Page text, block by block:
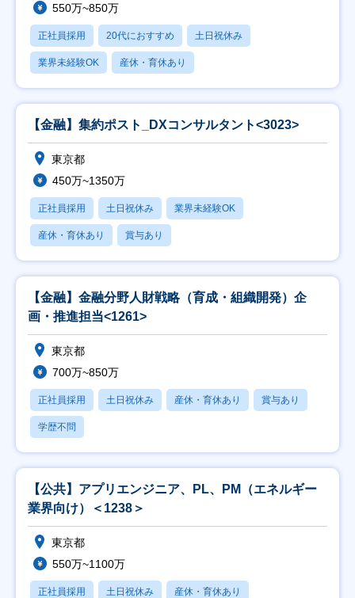
550万~850万
正社員採用 20代におすすめ 土日祝休み
業界未経験OK 産休・育休あり
【金融】集約ポスト_DXコンサルタント<3023>
東京都
450万~1350万
正社員採用 土日祝休み 業界未経験OK
産休・育休あり 賞与あり
【金融】金融分野人財戦略（育成・組織開発）企
画・推進担当<1261>
東京都
700万~850万
正社員採用 土日祝休み 産休・育休あり 賞与あり
学歴不問
【公共】アプリエンジニア、PL、PM（エネルギー
業界向け）＜1238＞
東京都
550万~1100万
正社員採用 土日祝休み 産休・育休あり